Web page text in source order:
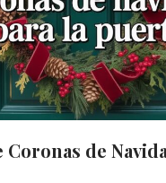
Coronas de